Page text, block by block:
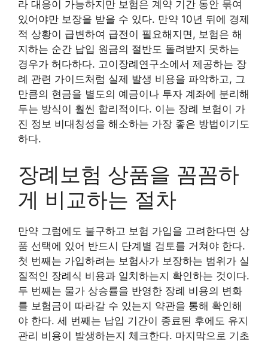
라 대응이 가능하지만 보험은 계약 기간 동안 묶여
있어야만 보장을 받을 수 있다. 만약 10년 뒤에 경제
적 상황이 급변하여 급전이 필요해지면, 보험은 해
지하는 순간 납입 원금의 절반도 돌려받지 못하는
경우가 허다하다. 고이장례연구소에서 제공하는 장
례 관련 가이드처럼 실제 발생 비용을 파악하고, 그
만큼의 현금을 별도의 예금이나 투자 계좌에 분리해
두는 방식이 훨씬 합리적이다. 이는 장례 보험이 가
진 정보 비대칭성을 해소하는 가장 좋은 방법이기도
하다.
장례보험 상품을 꼼꼼하
게 비교하는 절차
만약 그럼에도 불구하고 보험 가입을 고려한다면 상
품 선택에 있어 반드시 단계별 검토를 거쳐야 한다.
첫 번째는 가입하려는 보험사가 보장하는 범위가 실
질적인 장례식 비용과 일치하는지 확인하는 것이다.
두 번째는 물가 상승률을 반영한 장례 비용의 변화
를 보험금이 따라갈 수 있는지 약관을 통해 확인해
야 한다. 세 번째는 납입 기간이 종료된 후에도 유지
관리 비용이 발생하는지 체크한다. 마지막으로 기초